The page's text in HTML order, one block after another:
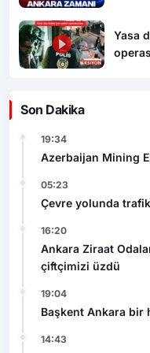
Yasa
Son Dakika
19:34
Azerbaijan Mining
05:23
Çevre yolunda trafik
16:20
Ankara Ziraat
çiftçimizi üzdü
19:04
Başkent Ankara bir
14:43